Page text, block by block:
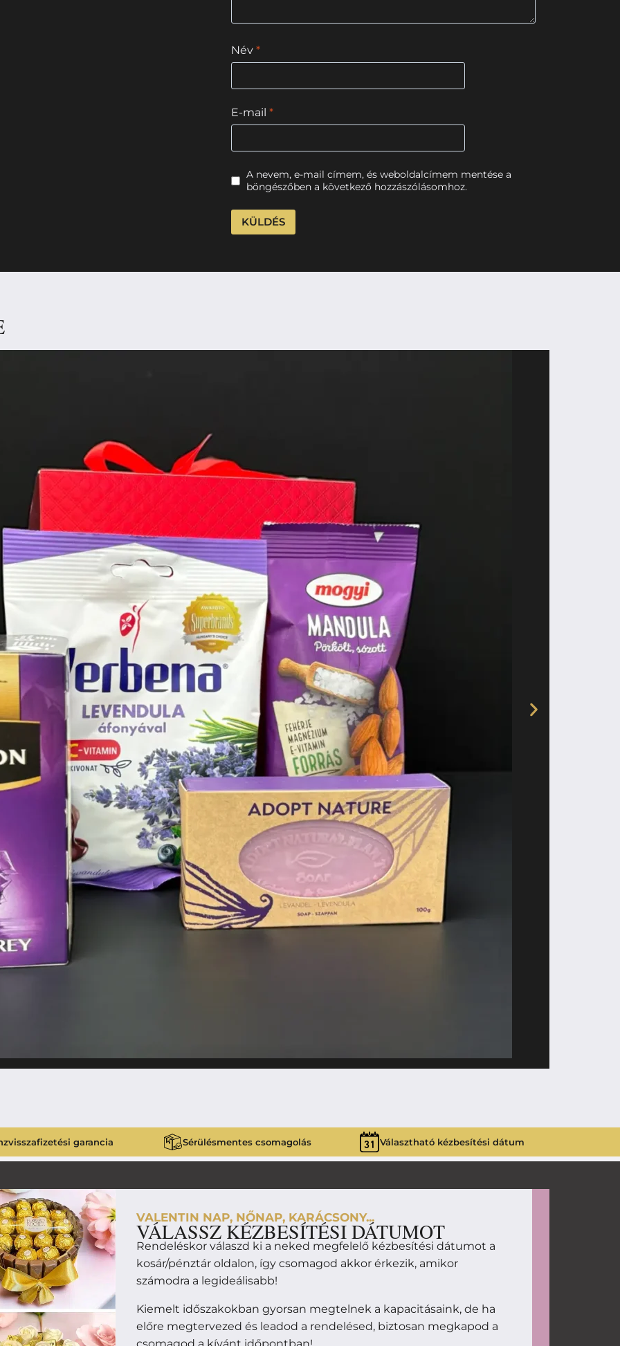
Név *
E-mail *
A nevem, e-mail címem, és weboldalcímem mentése a
böngészőben a következő hozzászólásomhoz.
garancia Sérülésmentes csomagolás Választható kézbesítési dátum
VALENTIN NAP, NŐNAP, KARÁCSONY...
VÁLASSZ KÉZBESÍTÉSI DÁTUMOT
Rendeléskor válaszd ki a neked megfelelő kézbesítési dátumot a
kosár/pénztár oldalon, így csomagod akkor érkezik, amikor
számodra a legideálisabb!
Kiemelt időszakokban gyorsan megtelnek a kapacitásaink, de ha
előre megtervezed és leadod a rendelésed, biztosan megkapod a